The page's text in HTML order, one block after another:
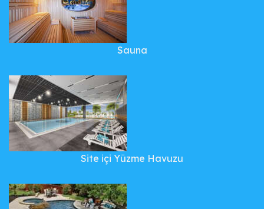
Sauna
Site içi Yüzme Havuzu